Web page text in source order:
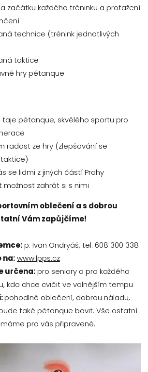
začátku každého tréninku a protažení
technice (trénink jednotlivých
taktice
hry pétanque
taje pétanque, skvělého sportu pro
radost ze hry (zlepšování se
se lidmi z jiných částí Prahy
zahrát si s nimi
oblečení a s dobrou
Vám zapůjčíme!
p. Ivan Ondryáš, tel. 608 300 338
na:www.lpps.cz
určena:pro seniory a pro každého
kdo chce cvičit ve volnějším tempu
pohodlné oblečení, dobrou náladu,
také pétanque bavit. Vše ostatní
pro vás připravené.